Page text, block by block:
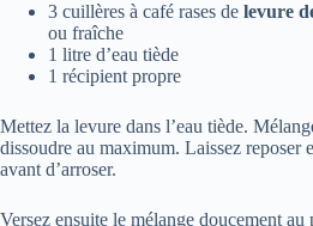
3 cuillères à café rases de levure
ou fraîche
1 litre d’eau tiède
1 récipient propre
Mettez la levure dans l’eau tiède.
dissoudre au maximum. Laissez reposer
avant d’arroser.
Versez ensuite le mélange doucement au